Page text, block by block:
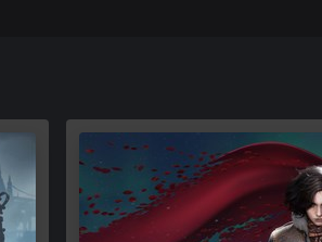
as a dark, grim narrative that allows
the world of Lies of P.